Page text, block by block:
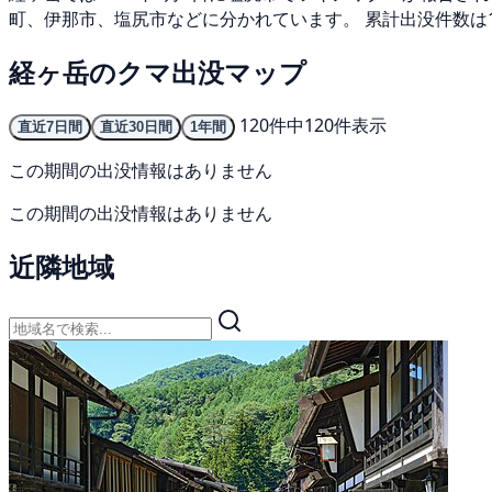
町、伊那市、塩尻市などに分かれています。 累計出没件数は
経ヶ岳のクマ出没マップ
直近7日間 直近30日間 1年間
120件中120件表示
この期間の出没情報はありません
この期間の出没情報はありません
近隣地域